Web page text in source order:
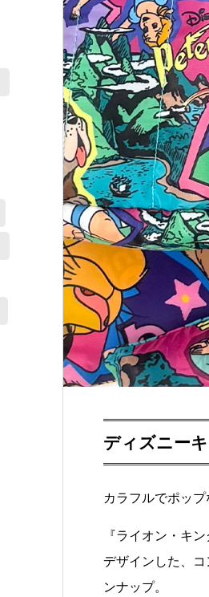
ディズニー
カラフルでポッ
『ライオン・キ
デザインした、
ンナップ。